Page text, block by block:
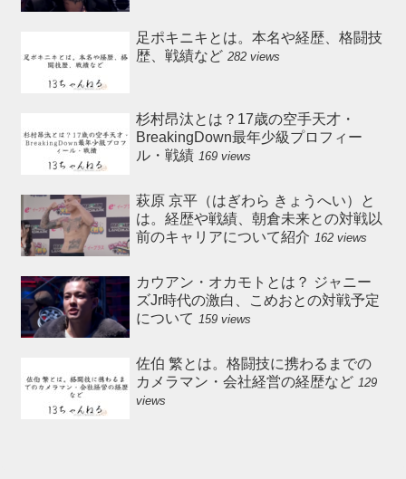
足ポキニキとは。本名や経歴、格闘技
歴、戦績など 282 views
杉村昂汰とは？17歳の空手天才・
BreakingDown最年少級プロフィー
ル・戦績 169 views
萩原 京平（はぎわら きょうへい）と
は。経歴や戦績、朝倉未来との対戦以
前のキャリアについて紹介 162 views
カウアン・オカモトとは？ ジャニー
ズJr時代の激白、こめおとの対戦予定
について 159 views
佐伯 繁とは。格闘技に携わるまでの
カメラマン・会社経営の経歴など 129
views